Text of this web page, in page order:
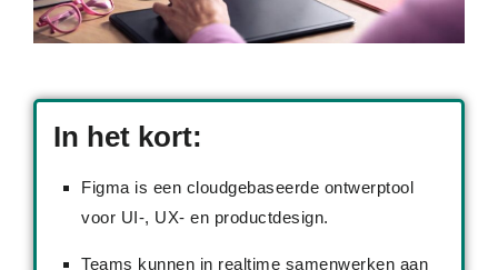
In het kort:
Figma is een cloudgebaseerde ontwerptool
voor UI-, UX- en productdesign.
Teams kunnen in realtime samenwerken aan